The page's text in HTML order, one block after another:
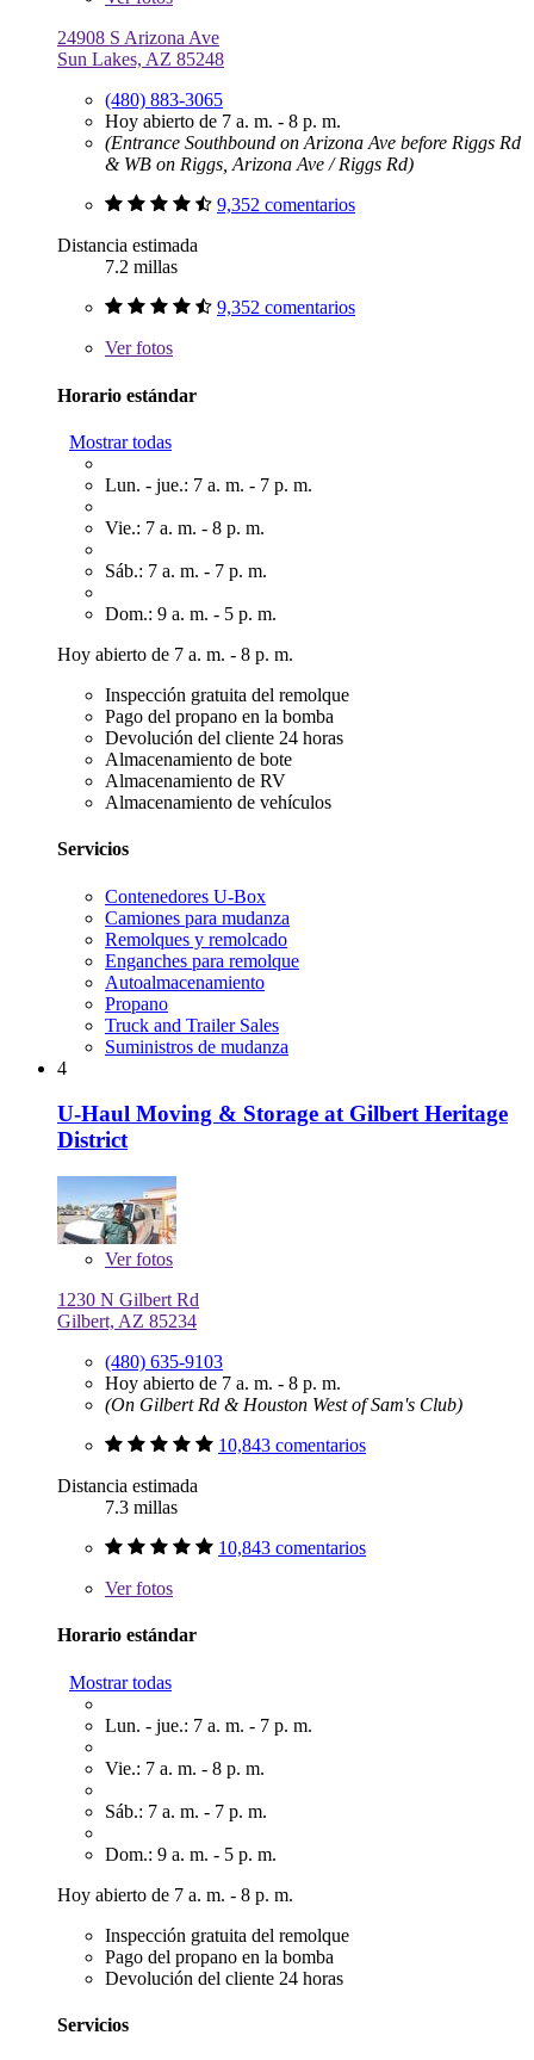
24908 S Arizona Ave
Sun Lakes, AZ 85248
(480) 883-3065
Hoy abierto de 7 a. m. - 8 p. m.
(Entrance Southbound on Arizona Ave before Riggs Rd
& WB on Riggs, Arizona Ave / Riggs Rd)
9,352 comentarios
Distancia estimada
7.2 millas
9,352 comentarios
Verfotos
Horario estándar
Mostrar todas
Lun. - jue.: 7 a. m. - 7 p. m.
Vie.: 7 a. m. - 8 p. m.
Sáb.: 7 a. m. - 7 p. m.
Dom.: 9 a. m. - 5 p. m.
Hoy abierto de 7 a. m. - 8 p. m.
Inspección gratuita del remolque
Pago del propano en la bomba
Devolución del cliente 24 horas
Almacenamiento de bote
Almacenamiento de RV
Almacenamiento de vehículos
Servicios
Contenedores U-Box
Camiones para mudanza
Remolques y remolcado
Enganches para remolque
Autoalmacenamiento
Propano
Truck and Trailer Sales
Suministros de mudanza
4
U-Haul Moving & Storage at Gilbert Heritage
District
Verfotos
1230 N Gilbert Rd
Gilbert, AZ 85234
(480) 635-9103
Hoy abierto de 7 a. m. - 8 p. m.
(On Gilbert Rd & Houston West of Sam's Club)
10,843 comentarios
Distancia estimada
7.3 millas
10,843 comentarios
Verfotos
Horario estándar
Mostrar todas
Lun. - jue.: 7 a. m. - 7 p. m.
Vie.: 7 a. m. - 8 p. m.
Sáb.: 7 a. m. - 7 p. m.
Dom.: 9 a. m. - 5 p. m.
Hoy abierto de 7 a. m. - 8 p. m.
Inspección gratuita del remolque
Pago del propano en la bomba
Devolución del cliente 24 horas
Servicios